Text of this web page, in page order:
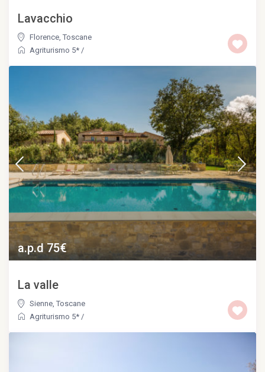
Lavacchio
Florence ,Toscane
Agriturismo 5* /
a.p.d 75€
La valle
Sienne ,Toscane
Agriturismo 5* /